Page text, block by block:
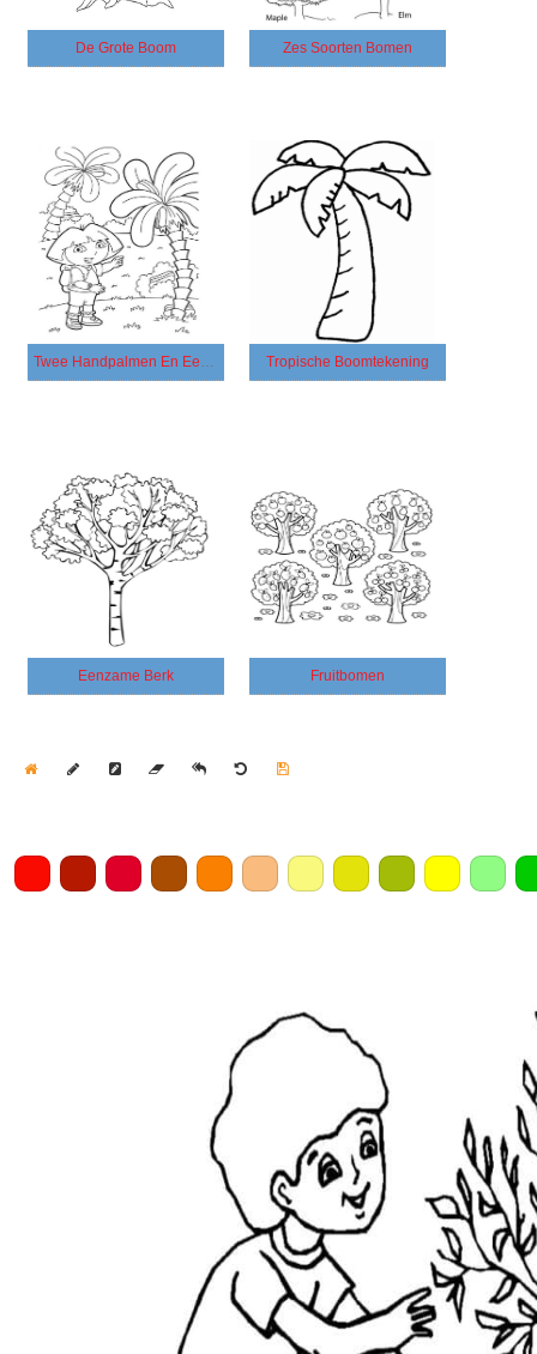
De Grote Boom Zes Soorten Bomen
Twee Handpalmen En Een Meisje Tropische Boomtekening
Eenzame Berk Fruitbomen